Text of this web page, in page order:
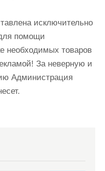
исключительно
помощи
необходимых товаров
За неверную и
Администрация